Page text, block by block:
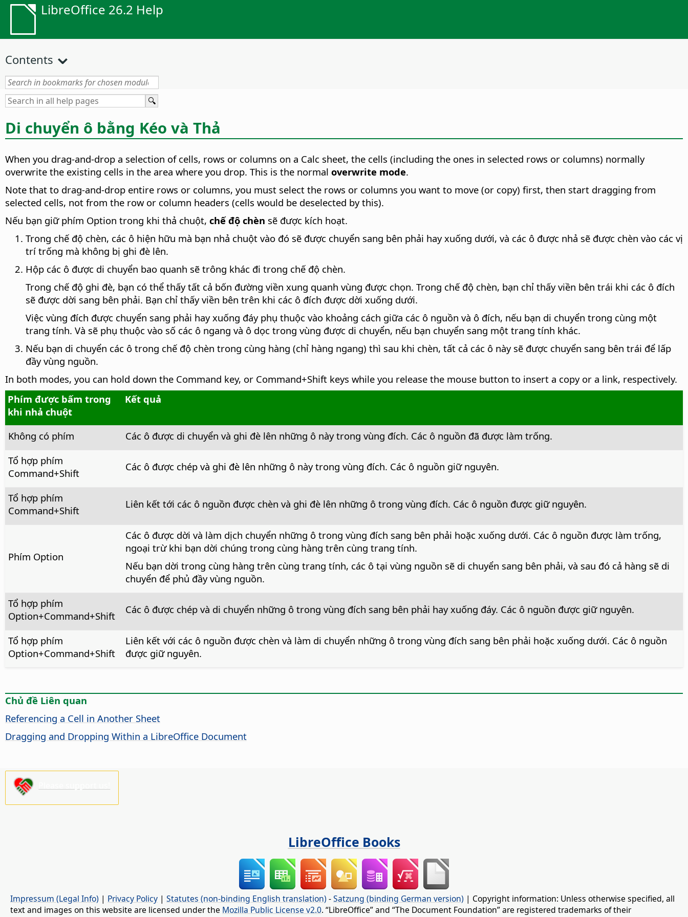
LibreOffice 26.2 Help
Contents
Di chuyển ô bằng Kéo và Thả
When you drag-and-drop a selection of cells, rows or columns on a Calc sheet, the cells (including the ones in selected rows or columns) normally
overwrite the existing cells in the area where you drop. This is the normal overwrite mode.
Note that to drag-and-drop entire rows or columns, you must select the rows or columns you want to move (or copy) first, then start dragging from
selected cells, not from the row or column headers (cells would be deselected by this).
Nếu bạn giữ phím Option trong khi thả chuột, chế độ chèn sẽ được kích hoạt.
Trong chế độ chèn, các ô hiện hữu mà bạn nhả chuột vào đó sẽ được chuyển sang bên phải hay xuống dưới, và các ô được nhả sẽ được chèn vào các vị
trí trống mà không bị ghi đè lên.
Hộp các ô được di chuyển bao quanh sẽ trông khác đi trong chế độ chèn.
Trong chế độ ghi đè, bạn có thể thấy tất cả bốn đường viền xung quanh vùng được chọn. Trong chế độ chèn, bạn chỉ thấy viền bên trái khi các ô đích
sẽ được dời sang bên phải. Bạn chỉ thấy viền bên trên khi các ô đích được dời xuống dưới.
Việc vùng đích được chuyển sang phải hay xuống đáy phụ thuộc vào khoảng cách giữa các ô nguồn và ô đích, nếu bạn di chuyển trong cùng một
trang tính. Và sẽ phụ thuộc vào số các ô ngang và ô dọc trong vùng được di chuyển, nếu bạn chuyển sang một trang tính khác.
Nếu bạn di chuyển các ô trong chế độ chèn trong cùng hàng (chỉ hàng ngang) thì sau khi chèn, tất cả các ô này sẽ được chuyển sang bên trái để lấp
đầy vùng nguồn.
In both modes, you can hold down the Command key, or Command+Shift keys while you release the mouse button to insert a copy or a link, respectively.
Phím được bấm trong
khi nhả chuột
Kết quả
Không có phím
Các ô được di chuyển và ghi đè lên những ô này trong vùng đích. Các ô nguồn đã được làm trống.
Tổ hợp phím
Command+Shift
Các ô được chép và ghi đè lên những ô này trong vùng đích. Các ô nguồn giữ nguyên.
Tổ hợp phím
Command+Shift
Liên kết tới các ô nguồn được chèn và ghi đè lên những ô trong vùng đích. Các ô nguồn được giữ nguyên.
Phím Option
Các ô được dời và làm dịch chuyển những ô trong vùng đích sang bên phải hoặc xuống dưới. Các ô nguồn được làm trống,
ngoại trừ khi bạn dời chúng trong cùng hàng trên cùng trang tính.
Nếu bạn dời trong cùng hàng trên cùng trang tính, các ô tại vùng nguồn sẽ di chuyển sang bên phải, và sau đó cả hàng sẽ di
chuyển để phủ đầy vùng nguồn.
Tổ hợp phím
Option+Command+Shift
Các ô được chép và di chuyển những ô trong vùng đích sang bên phải hay xuống đáy. Các ô nguồn được giữ nguyên.
Tổ hợp phím
Option+Command+Shift
Liên kết với các ô nguồn được chèn và làm di chuyển những ô trong vùng đích sang bên phải hoặc xuống dưới. Các ô nguồn
được giữ nguyên.
Chủ đề Liên quan
Referencing a Cell in Another Sheet
Dragging and Dropping Within a LibreOffice Document
LibreOffice Books
Impressum (Legal Info) | Privacy Policy | Statutes (non-binding English translation) -Satzung (binding German version) | Copyright information: Unless otherwise specified, all
text and images on this website are licensed under the Mozilla Public License v2.0. “LibreOffice” and “The Document Foundation” are registered trademarks of their